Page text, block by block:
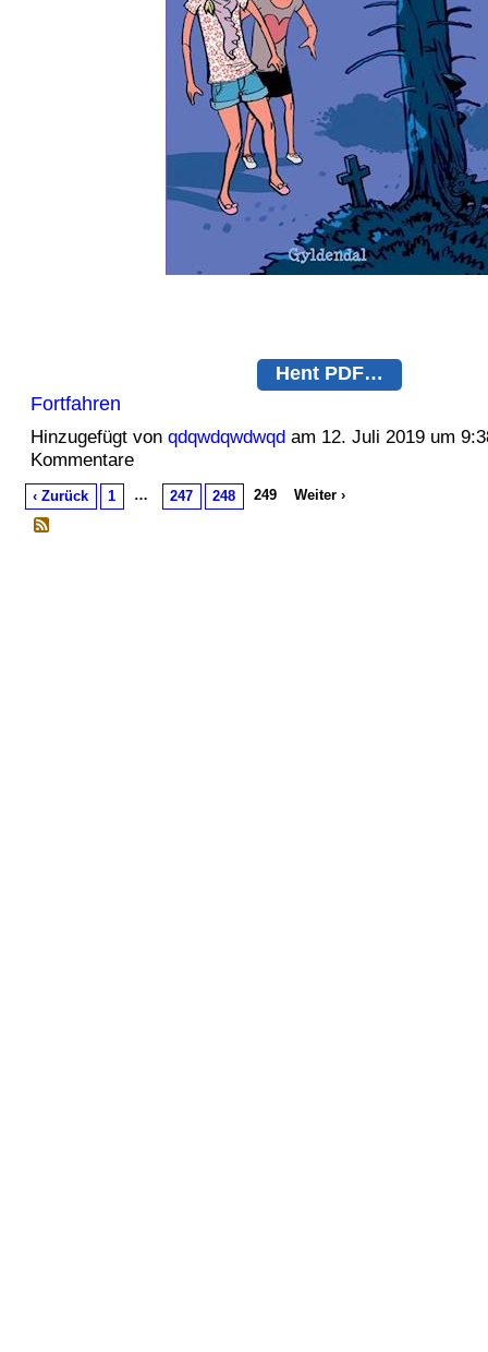
Hent PDF…
Fortfahren
Hinzugefügt von qdqwdqwdwqdam 12. Juli 2019 um
Kommentare
‹ Zurück 1 … 247 248 249 Weiter ›